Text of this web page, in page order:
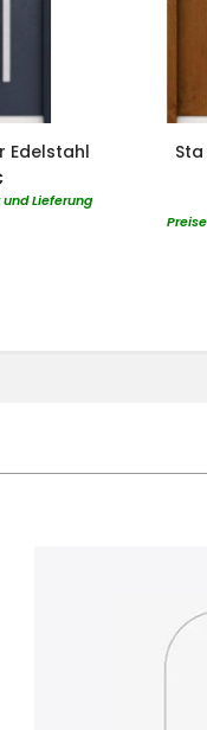
Edelstahl
Lieferung